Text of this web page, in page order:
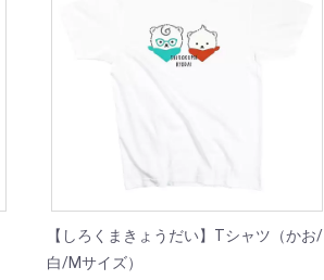
【しろくまきょうだい】Tシャツ（かお/
白/Mサイズ）